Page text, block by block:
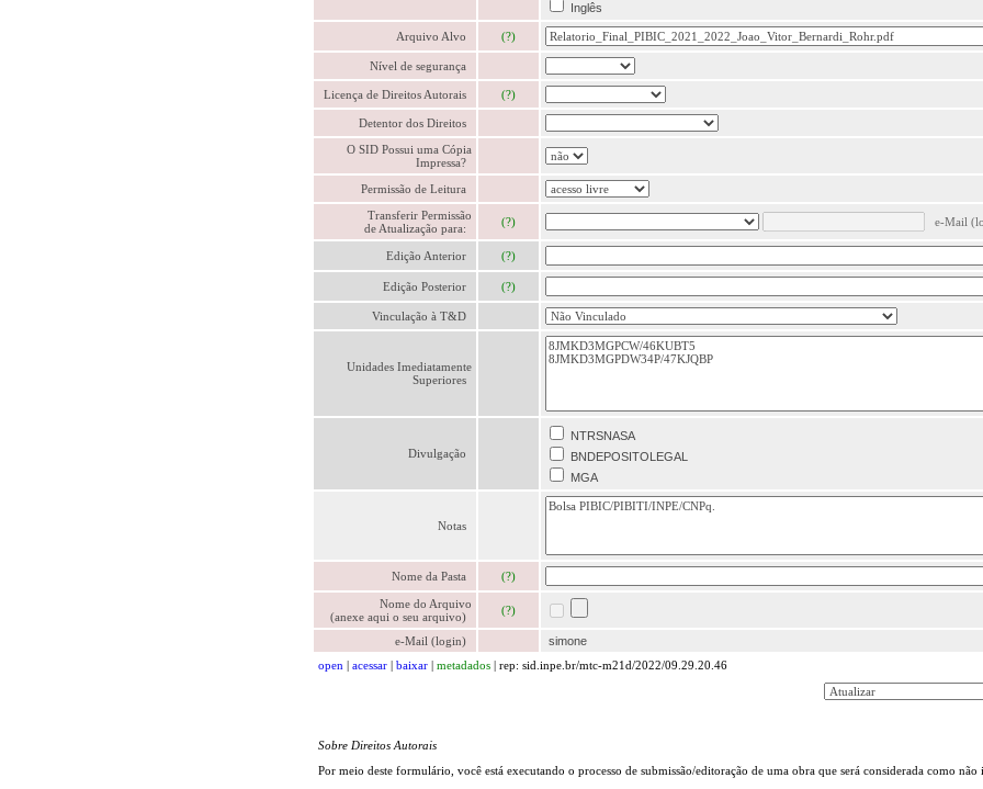
Inglês
Arquivo Alvo (?)
Nível de segurança
Licença de Direitos Autorais (?)
Detentor dos Direitos
O SID Possui uma Cópia
Impressa?
Permissão de Leitura
Transferir Permissão
de Atualização para:
(?) e-Mail
Edição Anterior (?)
Edição Posterior (?)
Vinculação à T&D
Unidades Imediatamente
Superiores
Divulgação
NTRSNASA
BNDEPOSITOLEGAL
MGA
Notas
Nome da Pasta (?)
Nome do Arquivo
(anexe aqui o seu arquivo)
(?)
e-Mail (login)
simone
open | acessar | baixar | metadados | rep: sid.inpe.br/mtc-m21d/2022/09.29.20.46
Sobre Direitos Autorais
Por meio deste formulário, você está executando o processo de submissão/editoração de uma obra que será considerada como